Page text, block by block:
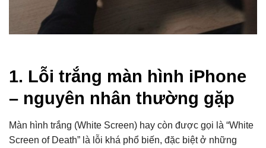
1. Lỗi trắng màn hình iPhone
– nguyên nhân thường gặp
Màn hình trắng (White Screen) hay còn được gọi là “White
Screen of Death” là lỗi khá phổ biến, đặc biệt ở những